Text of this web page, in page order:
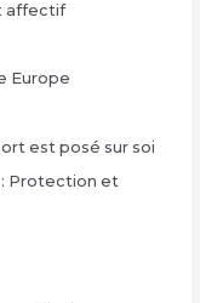
affectif
Europe
est posé sur soi
Protection et